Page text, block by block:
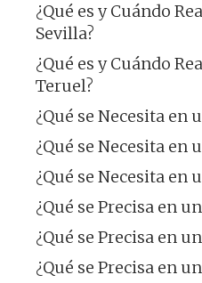
¿Qué es y Cuándo
Sevilla?
¿Qué es y Cuándo
Teruel?
¿Qué se Necesita en
¿Qué se Necesita en
¿Qué se Necesita en
¿Qué se Precisa en
¿Qué se Precisa en
¿Qué se Precisa en